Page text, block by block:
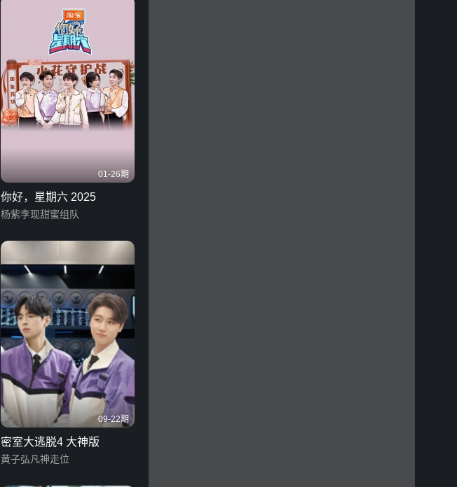
01-26期
你好，星期六 2025
杨紫李现甜蜜组队
09-22期
密室大逃脱4 大神版
黄子弘凡神走位